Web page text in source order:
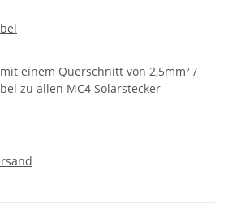
einem Querschnitt von 2,5mm² /
zu allen MC4 Solarstecker